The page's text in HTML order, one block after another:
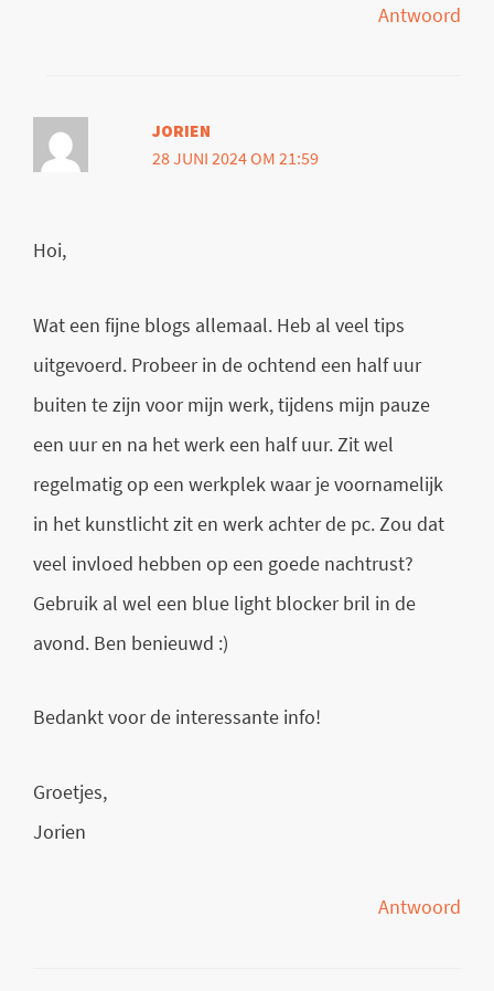
Antwoord
JORIEN
28 JUNI 2024 OM 21:59
Hoi,
Wat een fijne blogs allemaal. Heb al veel tips
uitgevoerd. Probeer in de ochtend een half uur
buiten te zijn voor mijn werk, tijdens mijn pauze
een uur en na het werk een half uur. Zit wel
regelmatig op een werkplek waar je voornamelijk
in het kunstlicht zit en werk achter de pc. Zou dat
veel invloed hebben op een goede nachtrust?
Gebruik al wel een blue light blocker bril in de
avond. Ben benieuwd :)
Bedankt voor de interessante info!
Groetjes,
Jorien
Antwoord